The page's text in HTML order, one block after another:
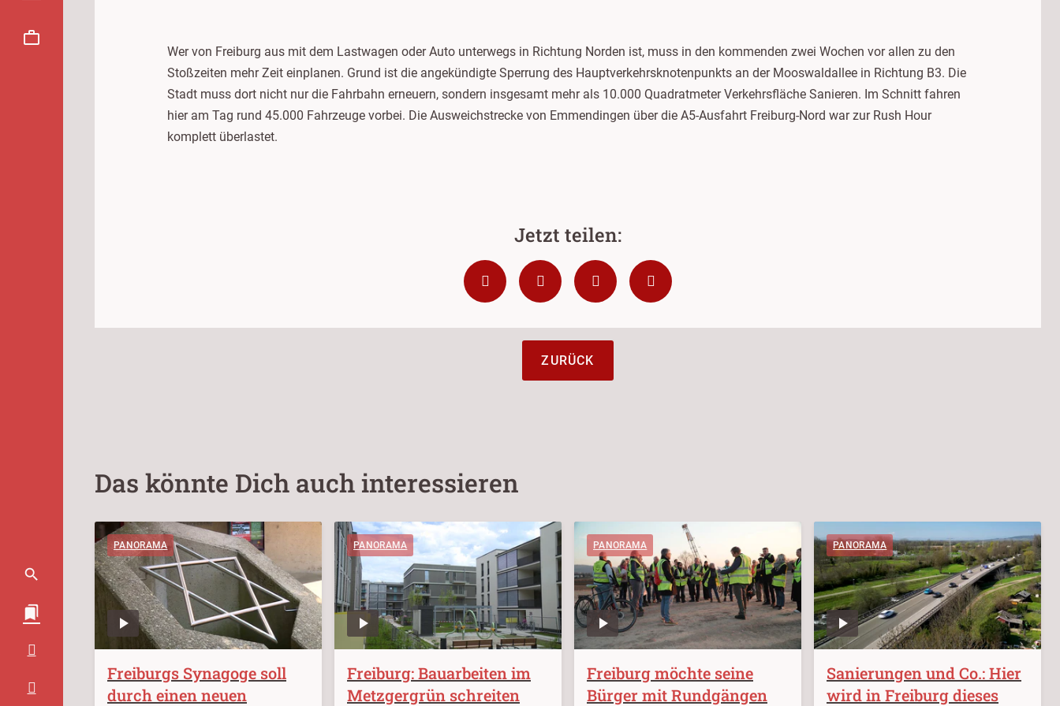
Wer von Freiburg aus mit dem Lastwagen oder Auto unterwegs in Richtung Norden ist, muss in den kommenden zwei Wochen vor allen zu den
Stoßzeiten mehr Zeit einplanen. Grund ist die angekündigte Sperrung des Hauptverkehrsknotenpunkts an der Mooswaldallee in Richtung B3. Die
Stadt muss dort nicht nur die Fahrbahn erneuern, sondern insgesamt mehr als 10.000 Quadratmeter Verkehrsfläche Sanieren. Im Schnitt fahren
hier am Tag rund 45.000 Fahrzeuge vorbei. Die Ausweichstrecke von Emmendingen über die A5-Ausfahrt Freiburg-Nord war zur Rush Hour
komplett überlastet.
ZURÜCK
Das könnte Dich auch interessieren
PANORAMA
Freiburgs Synagoge soll
durch einen neuen
PANORAMA
Freiburg: Bauarbeiten im
Metzgergrün schreiten
PANORAMA
Freiburg möchte seine
Bürger mit Rundgängen
PANORAMA
Sanierungen und Co.: Hier
wird in Freiburg dieses